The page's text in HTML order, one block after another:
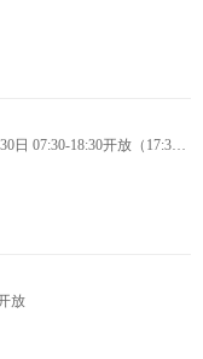
日 07:30-18:30开放（17:30
放